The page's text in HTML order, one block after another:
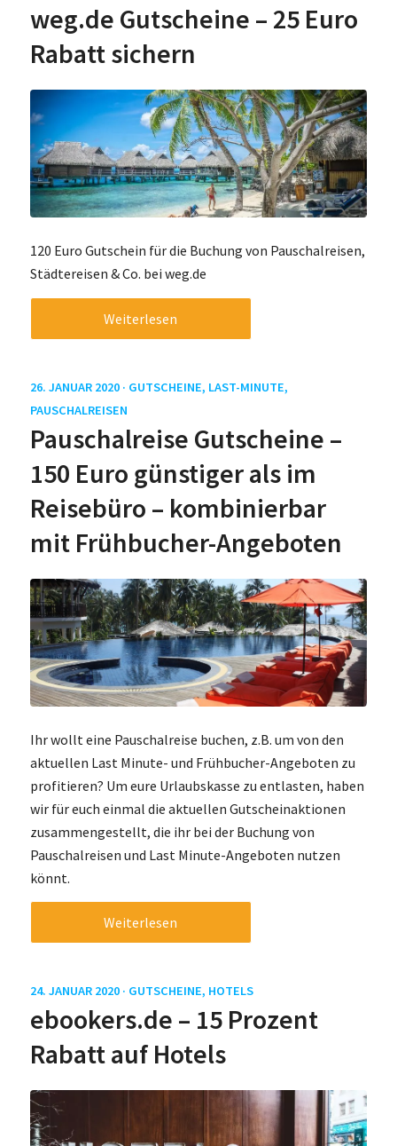
weg.de Gutscheine – 25 Euro
Rabatt sichern
120 Euro Gutschein für die Buchung von Pauschalreisen,
Städtereisen & Co. bei weg.de
Weiterlesen
26. JANUAR 2020 · GUTSCHEINE, LAST-MINUTE,
PAUSCHALREISEN
Pauschalreise Gutscheine –
150 Euro günstiger als im
Reisebüro – kombinierbar
mit Frühbucher-Angeboten
Ihr wollt eine Pauschalreise buchen, z.B. um von den
aktuellen Last Minute- und Frühbucher-Angeboten zu
profitieren? Um eure Urlaubskasse zu entlasten, haben
wir für euch einmal die aktuellen Gutscheinaktionen
zusammengestellt, die ihr bei der Buchung von
Pauschalreisen und Last Minute-Angeboten nutzen
könnt.
Weiterlesen
24. JANUAR 2020 · GUTSCHEINE, HOTELS
ebookers.de – 15 Prozent
Rabatt auf Hotels